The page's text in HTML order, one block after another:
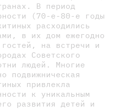
В период
(70-е-80-е годы
расходились
в их дом ежегодно
на встречи и
Советского
людей. Многие
подвижническая
привлекла
к уникальным
развития детей и